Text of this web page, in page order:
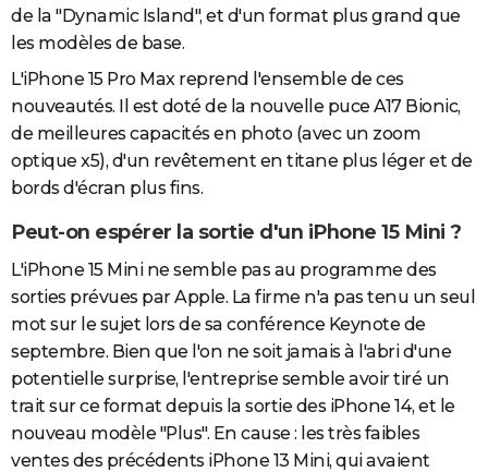
de la "Dynamic Island", et d'un format plus grand que
les modèles de base.
L'iPhone 15 Pro Max reprend l'ensemble de ces
nouveautés. Il est doté de la nouvelle puce A17 Bionic,
de meilleures capacités en photo (avec un zoom
optique x5), d'un revêtement en titane plus léger et de
bords d'écran plus fins.
Peut-on espérer la sortie d'un iPhone 15 Mini ?
L'iPhone 15 Mini ne semble pas au programme des
sorties prévues par Apple. La firme n'a pas tenu un seul
mot sur le sujet lors de sa conférence Keynote de
septembre. Bien que l'on ne soit jamais à l'abri d'une
potentielle surprise, l'entreprise semble avoir tiré un
trait sur ce format depuis la sortie des iPhone 14, et le
nouveau modèle "Plus". En cause : les très faibles
ventes des précédents iPhone 13 Mini, qui avaient